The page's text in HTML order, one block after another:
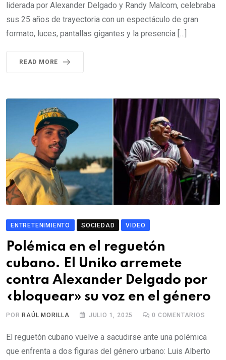
liderada por Alexander Delgado y Randy Malcom, celebraba
sus 25 años de trayectoria con un espectáculo de gran
formato, luces, pantallas gigantes y la presencia […]
READ MORE
ENTRETENIMIENTO SOCIEDAD VIDEO
Polémica en el reguetón
cubano. El Uniko arremete
contra Alexander Delgado por
«bloquear» su voz en el género
POR RAÚL MORILLA JULIO 1, 2025 0 COMENTARIOS
El reguetón cubano vuelve a sacudirse ante una polémica
que enfrenta a dos figuras del género urbano: Luis Alberto